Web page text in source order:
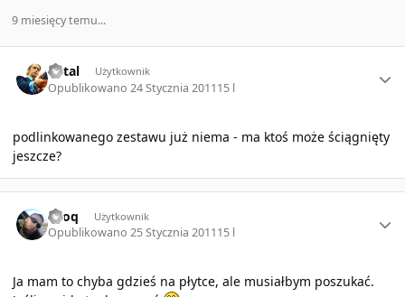
9 miesięcy temu...
Retal Użytkownik
Opublikowano24 Stycznia 201115 l
podlinkowanego zestawu już niema - ma ktoś może ściągnięty
jeszcze?
Rzoq Użytkownik
Opublikowano25 Stycznia 201115 l
Ja mam to chyba gdzieś na płytce, ale musiałbym poszukać.